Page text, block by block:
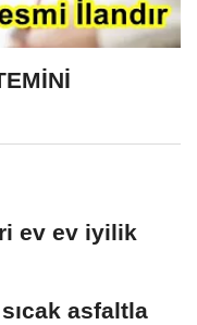
ev ev iyilik
asfaltla